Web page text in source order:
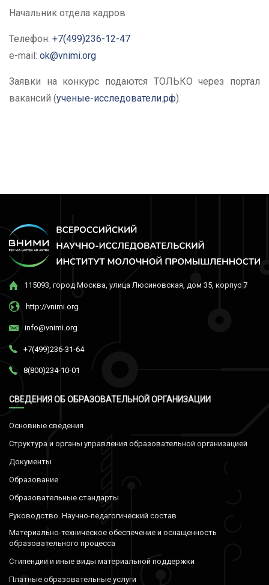
Начальник отдела кадров
Телефон: +7(499)236-12-47
e-mail: ok@vnimi.org
Заявки на конкурс подаются ТОЛЬКО через портал
вакансий (ученые-исследователи.рф).
115093, город Москва, улица Люсиновская, дом 35, корпус 7
http://vnimi.org
info@vnimi.org
+7(499)236-31-64
8(800)234-10-01
СВЕДЕНИЯ ОБ ОБРАЗОВАТЕЛЬНОЙ ОРГАНИЗАЦИИ
Основные сведения
Структура и органы управления образовательной организацией
Документы
Образование
Образовательные стандарты
Руководство. Научно-педагогический состав
Материально-техническое обеспечение и оснащенность
образовательного процесса
Стипендии и иные виды материальной поддержки
Платные образовательные услуги